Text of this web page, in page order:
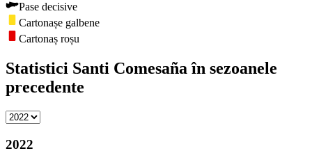
Pase decisive
Cartonașe galbene
Cartonaș roșu
Statistici Santi Comesaña în sezoanele
precedente
2022